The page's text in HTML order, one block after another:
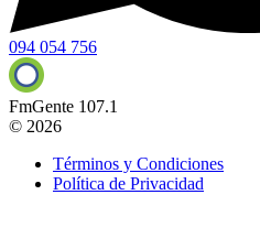
094 054 756
FmGente 107.1
© 2026
Términos y Condiciones
Política de Privacidad